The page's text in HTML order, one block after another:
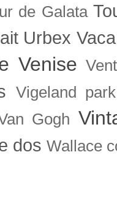
de Galata
Urbex
Venise
Vigeland park
Gogh
dos Wallace